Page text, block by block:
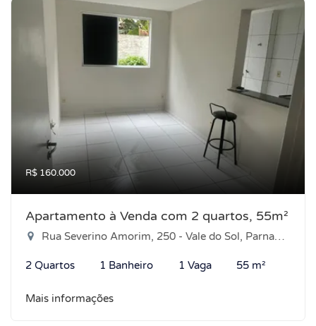
R$ 160.000
Apartamento à Venda com 2 quartos, 55m²
Rua Severino Amorim, 250 - Vale do Sol, Parnamirim-RN
2 Quartos 1 Banheiro 1 Vaga 55 m²
Mais informações